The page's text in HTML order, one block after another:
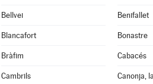
Bellvei Benifallet
Blancafort Bonastre
Bràfim Cabacés
Cambrils Canonja, la